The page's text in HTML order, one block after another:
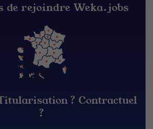
de rejoindre Weka.jobs
? Contractuel
?